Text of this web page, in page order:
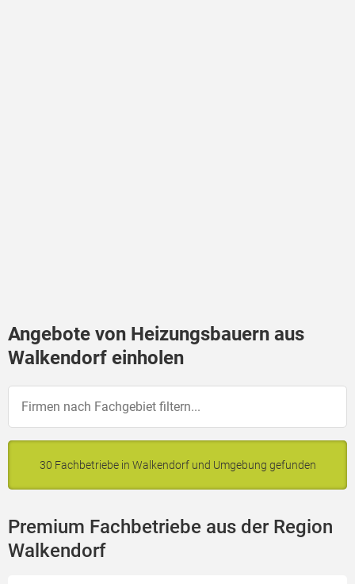
Angebote von Heizungsbauern aus
Walkendorf einholen
30 Fachbetriebe in Walkendorf und Umgebung gefunden
Premium Fachbetriebe aus der Region
Walkendorf